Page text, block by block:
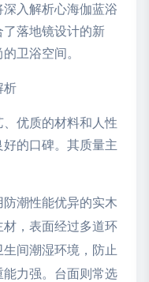
入解析心海伽蓝浴
落地镜设计的新
卫浴空间。
析
优质的材料和人性
的口碑。其质量主
潮性能优异的实木
，表面经过多道环
间潮湿环境，防止
力强。台面则常选